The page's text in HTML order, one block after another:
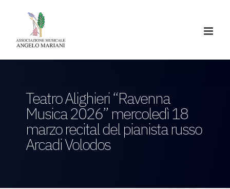
contenuto
Teatro Alighieri “Ravenna
Musica 2026” mercoledì 18
marzo recital del pianista russo
Arcadi Volodos